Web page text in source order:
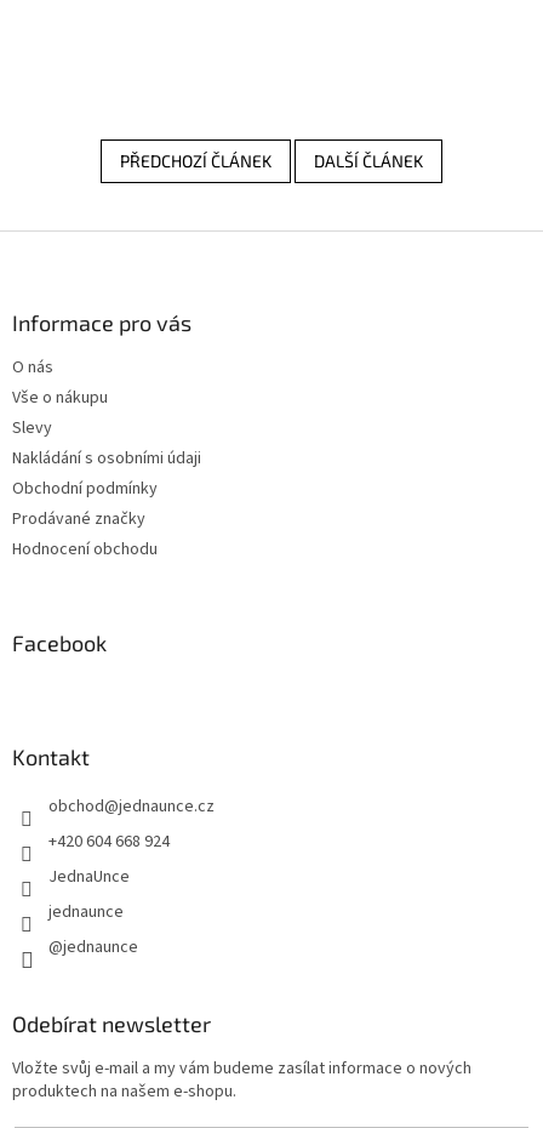
PŘEDCHOZÍ ČLÁNEK DALŠÍ ČLÁNEK
Informace pro vás
O nás
Vše o nákupu
Slevy
Nakládání s osobními údaji
Obchodní podmínky
Prodávané značky
Hodnocení obchodu
Facebook
Kontakt
obchod@jednaunce.cz
+420 604 668 924
JednaUnce
jednaunce
@jednaunce
Odebírat newsletter
Vložte svůj e-mail a my vám budeme zasílat informace o nových
produktech na našem e-shopu.